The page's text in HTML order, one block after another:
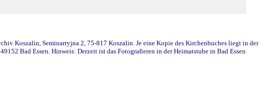
Koszalin, Seminarryjna 2, 75-817 Koszalin. Je eine Kopie des Kirchenbuches liegt in der
Bad Essen. Hinweis: Derzeit ist das Fotografieren in der Heimatstube in Bad Essen